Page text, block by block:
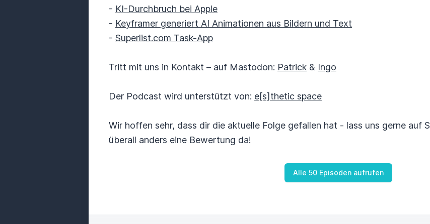
- KI-Durchbruch bei Apple
- Keyframer generiert AI Animationen aus Bildern und Text
- Superlist.com Task-App
Tritt mit uns in Kontakt – auf Mastodon: Patrick & Ingo
Der Podcast wird unterstützt von: e[s]thetic space
Wir hoffen sehr, dass dir die aktuelle Folge gefallen hat - lass uns gerne auf
überall anders eine Bewertung da!
Alle 50 Episoden aufrufen